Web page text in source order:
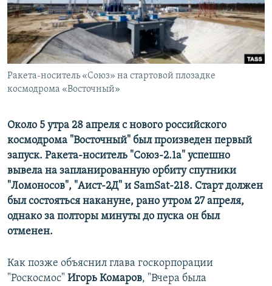
ПОБЕДИТЕЛЕЙ НЕ СУДЯТ?
КРЫМ.НЕПОКОРЕННЫЙ
ELIFBE
УКРАИНСКАЯ ПРОБЛЕМА КРЫМА
ПРИСОЕДИНЯЙТЕСЬ!
Все сайты RFE/RL
Ракета-носитель «Союз» на стартовой плозадке
космодрома «Восточный»
Около 5 утра 28 апреля с нового российского
космодрома "Восточный" был произведен первый
запуск. Ракета-носитель "Союз-2.1а" успешно
вывела на запланированную орбиту спутники
"Ломоносов", "Аист-2Д" и SamSat-218. Старт должен
был состояться накануне, рано утром 27 апреля,
однако за полторы минуты до пуска он был
отменен.
Как позже объяснил глава госкорпорации
"Роскосмос" Игорь Комаров, "Вчера была